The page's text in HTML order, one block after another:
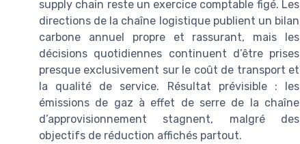
supply chain reste un exercice comptable figé. Les
directions de la chaîne logistique publient un bilan
carbone annuel propre et rassurant, mais les
décisions quotidiennes continuent d’être prises
presque exclusivement sur le coût de transport et
la qualité de service. Résultat prévisible : les
émissions de gaz à effet de serre de la chaîne
d’approvisionnement stagnent, malgré des
objectifs de réduction affichés partout.